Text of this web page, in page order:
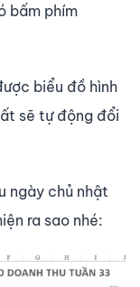
bấm phím
biểu đồ hình
sẽ tự động đổi
ngày chủ nhật
ra sao nhé: